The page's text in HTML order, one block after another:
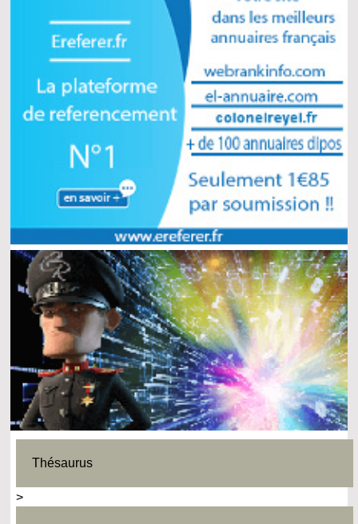
Thésaurus
>